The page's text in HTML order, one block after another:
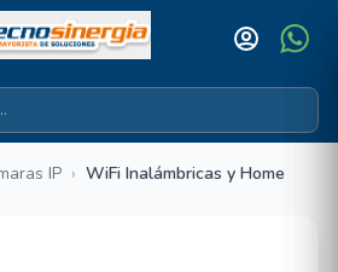
IP › WiFi Inalámbricas y Home